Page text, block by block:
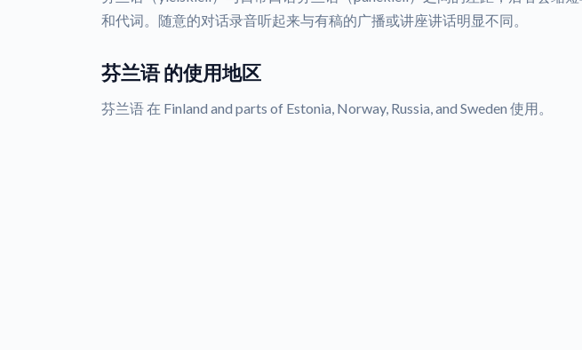
和代词。随意的对话录音听起来与有稿的广播或讲座讲话明显不同。
芬兰语 的使用地区
芬兰语 在 Finland and parts of Estonia, Norway, Russia, and Sweden 使用。